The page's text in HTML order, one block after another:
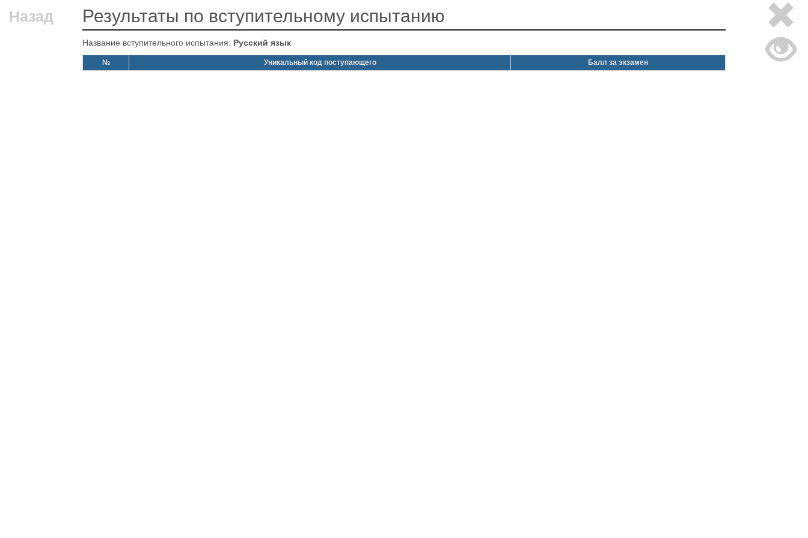
Назад Результаты по вступительному испытанию
Название вступительного испытания: Русский язык
№ Уникальный код поступающего Балл за экзамен